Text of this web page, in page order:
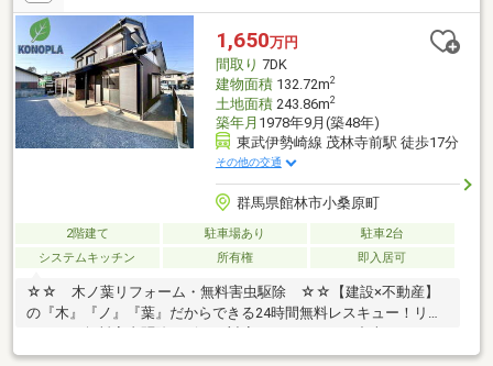
1,650万円
間取り 7DK
建物面積132.72m2
土地面積243.86m2
築年月 1978年9月(築48年)
東武伊勢崎線 茂林寺前駅 徒歩17分
その他の交通
群馬県館林市小桑原町
2階建て 駐車場あり
駐車2台
システムキッチン
所有権 即入居可
☆☆ 木ノ葉リフォーム・無料害虫駆除 ☆☆【建設×不動産】
の『木』『ノ』『葉』だからできる24時間無料レスキュー！リフ
ターサービスがついており、住んでからの安心をずっとお届けし